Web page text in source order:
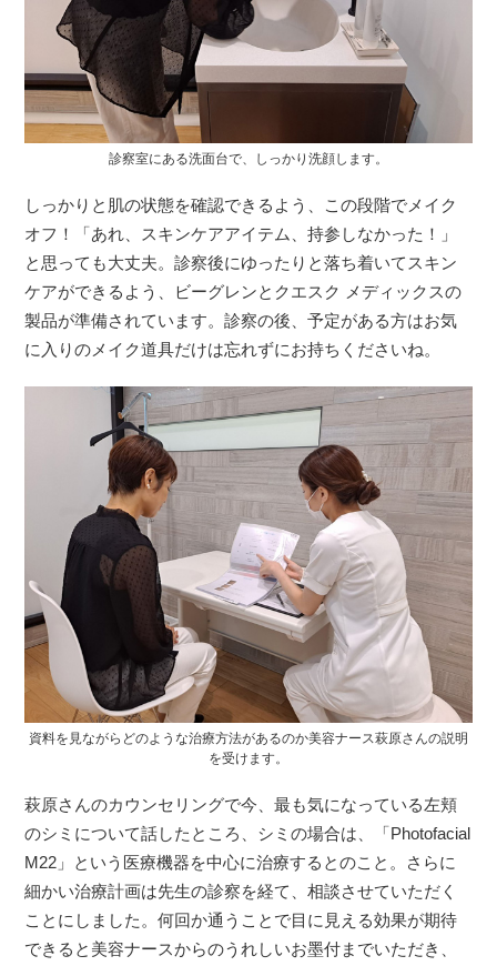
診察室にある洗面台で、しっかり洗顔します。
しっかりと肌の状態を確認できるよう、この段階でメイク
オフ！「あれ、スキンケアアイテム、持参しなかった！」
と思っても大丈夫。診察後にゆったりと落ち着いてスキン
ケアができるよう、ビーグレンとクエスク メディックスの
製品が準備されています。診察の後、予定がある方はお気
に入りのメイク道具だけは忘れずにお持ちくださいね。
資料を見ながらどのような治療方法があるのか美容ナース萩原さんの説明
を受けます。
萩原さんのカウンセリングで今、最も気になっている左頬
のシミについて話したところ、シミの場合は、「Photofacial
M22」という医療機器を中心に治療するとのこと。さらに
細かい治療計画は先生の診察を経て、相談させていただく
ことにしました。何回か通うことで目に見える効果が期待
できると美容ナースからのうれしいお墨付までいただき、